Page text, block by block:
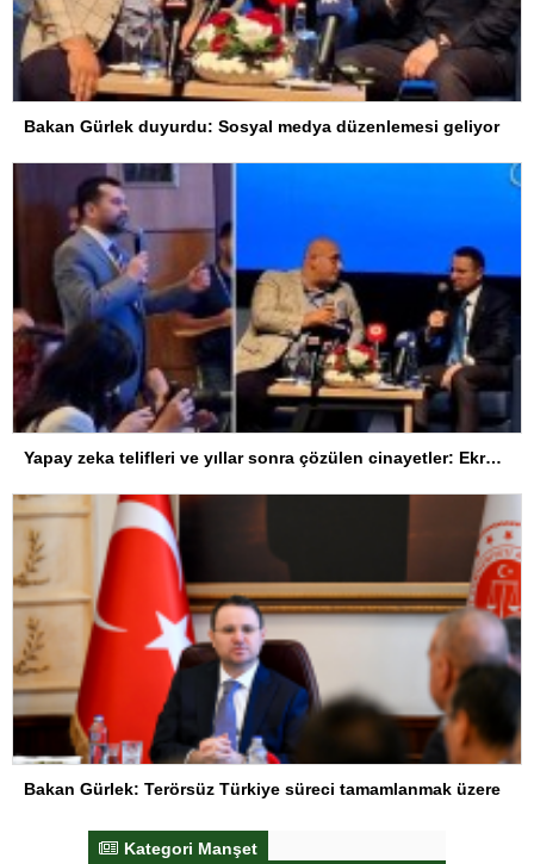
Bakan Gürlek duyurdu: Sosyal medya düzenlemesi geliyor
Yapay zeka telifleri ve yıllar sonra çözülen cinayetler: Ekrem Teymur sordu, Bakan Gürlek yanıtladı
Bakan Gürlek: Terörsüz Türkiye süreci tamamlanmak üzere
Kategori Manşet